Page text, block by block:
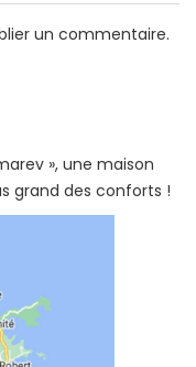
un commentaire.
», une maison
grand des conforts !